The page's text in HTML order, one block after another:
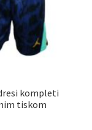
kompleti
tiskom